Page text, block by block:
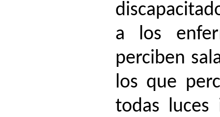
a los
perciben
los que
todas luces